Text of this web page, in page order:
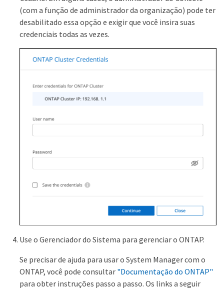
(com a função de administrador da organização) pode ter
desabilitado essa opção e exigir que você insira suas
credenciais todas as vezes.
Use o Gerenciador do Sistema para gerenciar o ONTAP.
Se precisar de ajuda para usar o System Manager com o
ONTAP, você pode consultar "Documentação do ONTAP"
para obter instruções passo a passo. Os links a seguir